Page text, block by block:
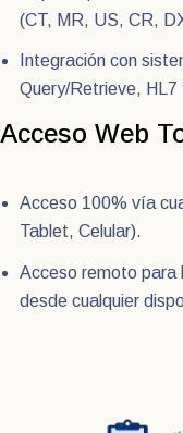
(CT, MR, US, CR,
Integración con
Query/Retrieve, HL7
Acceso Web
Acceso 100% vía
Tablet, Celular).
Acceso remoto para
desde cualquier